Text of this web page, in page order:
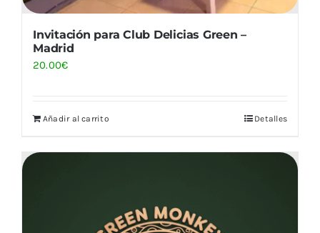
Invitación para Club Delicias Green –
Madrid
20.00€
Añadir al carrito Detalles